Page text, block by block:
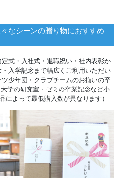
なシーンの贈り物におすすめ
式・入社式・退職祝い・社内表彰か
入学記念まで幅広くご利用いただい
少年団・クラブチームのお揃いの卒
学の研究室・ゼミの卒業記念など小
によって最低購入数が異なります）